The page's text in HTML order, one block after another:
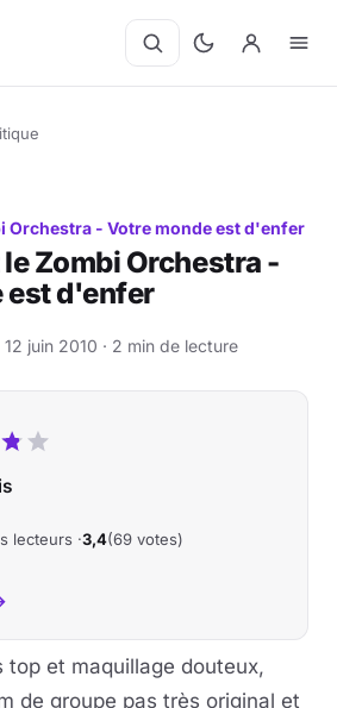
Orchestra - Votre monde est d'enfer
Zombi Orchestra -
est d'enfer
12 juin 2010 · 2 min de lecture
lecteurs ·3,4(69 votes)
top et maquillage douteux,
de groupe pas très original et